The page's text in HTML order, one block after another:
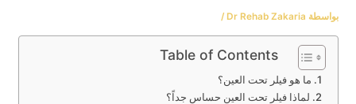
بواسطة Dr Rehab Zakaria
/
Table of Contents
ما هو فيلر تحت العين؟
لماذا فيلر تحت العين حساس جداً؟